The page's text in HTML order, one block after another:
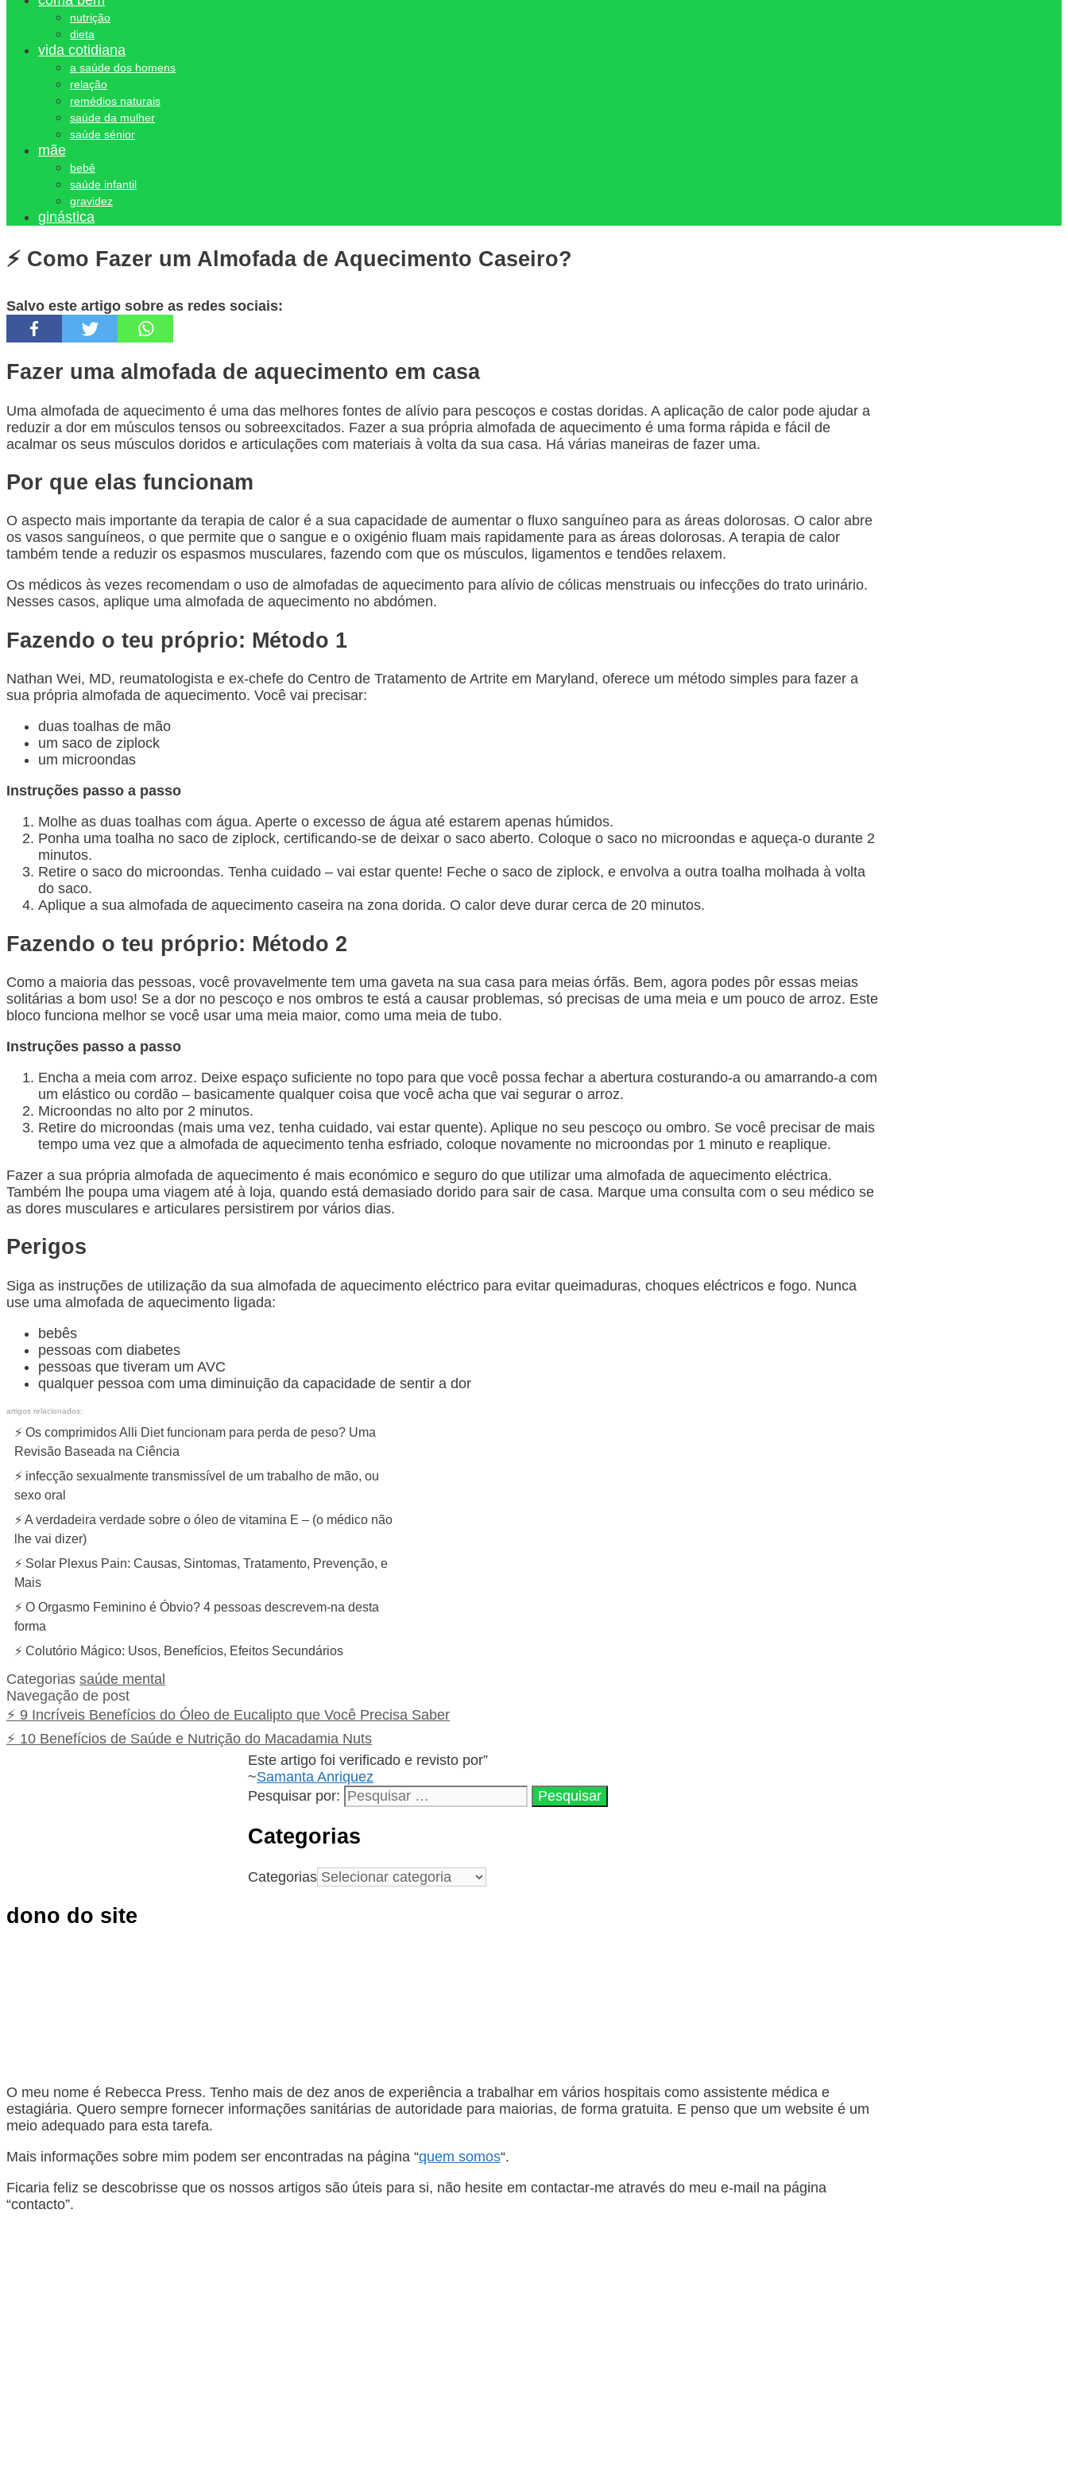
nutrição
dieta
vida cotidiana
a saúde dos homens
relação
remédios naturais
saúde da mulher
saúde sénior
mãe
bebê
saúde infantil
gravidez
ginástica
⚡ Como Fazer um Almofada de Aquecimento Caseiro?
Salvo este artigo sobre as redes sociais:
Fazer uma almofada de aquecimento em casa
Uma almofada de aquecimento é uma das melhores fontes de alívio para pescoços e costas doridas. A aplicação de calor pode ajudar a
reduzir a dor em músculos tensos ou sobreexcitados. Fazer a sua própria almofada de aquecimento é uma forma rápida e fácil de
acalmar os seus músculos doridos e articulações com materiais à volta da sua casa. Há várias maneiras de fazer uma.
Por que elas funcionam
O aspecto mais importante da terapia de calor é a sua capacidade de aumentar o fluxo sanguíneo para as áreas dolorosas. O calor abre
os vasos sanguíneos, o que permite que o sangue e o oxigénio fluam mais rapidamente para as áreas dolorosas. A terapia de calor
também tende a reduzir os espasmos musculares, fazendo com que os músculos, ligamentos e tendões relaxem.
Os médicos às vezes recomendam o uso de almofadas de aquecimento para alívio de cólicas menstruais ou infecções do trato urinário.
Nesses casos, aplique uma almofada de aquecimento no abdómen.
Fazendo o teu próprio: Método 1
Nathan Wei, MD, reumatologista e ex-chefe do Centro de Tratamento de Artrite em Maryland, oferece um método simples para fazer a
sua própria almofada de aquecimento. Você vai precisar:
duas toalhas de mão
um saco de ziplock
um microondas
Instruções passo a passo
Molhe as duas toalhas com água. Aperte o excesso de água até estarem apenas húmidos.
Ponha uma toalha no saco de ziplock, certificando-se de deixar o saco aberto. Coloque o saco no microondas e aqueça-o durante 2
minutos.
Retire o saco do microondas. Tenha cuidado – vai estar quente! Feche o saco de ziplock, e envolva a outra toalha molhada à volta
do saco.
Aplique a sua almofada de aquecimento caseira na zona dorida. O calor deve durar cerca de 20 minutos.
Fazendo o teu próprio: Método 2
Como a maioria das pessoas, você provavelmente tem uma gaveta na sua casa para meias órfãs. Bem, agora podes pôr essas meias
solitárias a bom uso! Se a dor no pescoço e nos ombros te está a causar problemas, só precisas de uma meia e um pouco de arroz. Este
bloco funciona melhor se você usar uma meia maior, como uma meia de tubo.
Instruções passo a passo
Encha a meia com arroz. Deixe espaço suficiente no topo para que você possa fechar a abertura costurando-a ou amarrando-a com
um elástico ou cordão – basicamente qualquer coisa que você acha que vai segurar o arroz.
Microondas no alto por 2 minutos.
Retire do microondas (mais uma vez, tenha cuidado, vai estar quente). Aplique no seu pescoço ou ombro. Se você precisar de mais
tempo uma vez que a almofada de aquecimento tenha esfriado, coloque novamente no microondas por 1 minuto e reaplique.
Fazer a sua própria almofada de aquecimento é mais económico e seguro do que utilizar uma almofada de aquecimento eléctrica.
Também lhe poupa uma viagem até à loja, quando está demasiado dorido para sair de casa. Marque uma consulta com o seu médico se
as dores musculares e articulares persistirem por vários dias.
Perigos
Siga as instruções de utilização da sua almofada de aquecimento eléctrico para evitar queimaduras, choques eléctricos e fogo. Nunca
use uma almofada de aquecimento ligada:
bebês
pessoas com diabetes
pessoas que tiveram um AVC
qualquer pessoa com uma diminuição da capacidade de sentir a dor
artigos relacionados:
⚡ Os comprimidos Alli Diet funcionam para perda de peso? Uma
Revisão Baseada na Ciência
⚡ infecção sexualmente transmissível de um trabalho de mão, ou
sexo oral
⚡ A verdadeira verdade sobre o óleo de vitamina E – (o médico não
lhe vai dizer)
⚡ Solar Plexus Pain: Causas, Sintomas, Tratamento, Prevenção, e
Mais
⚡ O Orgasmo Feminino é Óbvio? 4 pessoas descrevem-na desta
forma
⚡ Colutório Mágico: Usos, Benefícios, Efeitos Secundários
Categorias saúde mental
Navegação de post
⚡ 9 Incríveis Benefícios do Óleo de Eucalipto que Você Precisa Saber
⚡ 10 Benefícios de Saúde e Nutrição do Macadamia Nuts
Este artigo foi verificado e revisto por”
~Samanta Anriquez
Pesquisar por:
Categorias
Categorias
dono do site
O meu nome é Rebecca Press. Tenho mais de dez anos de experiência a trabalhar em vários hospitais como assistente médica e
estagiária. Quero sempre fornecer informações sanitárias de autoridade para maiorias, de forma gratuita. E penso que um website é um
meio adequado para esta tarefa.
Mais informações sobre mim podem ser encontradas na página “quem somos“.
Ficaria feliz se descobrisse que os nossos artigos são úteis para si, não hesite em contactar-me através do meu e-mail na página
“contacto”.